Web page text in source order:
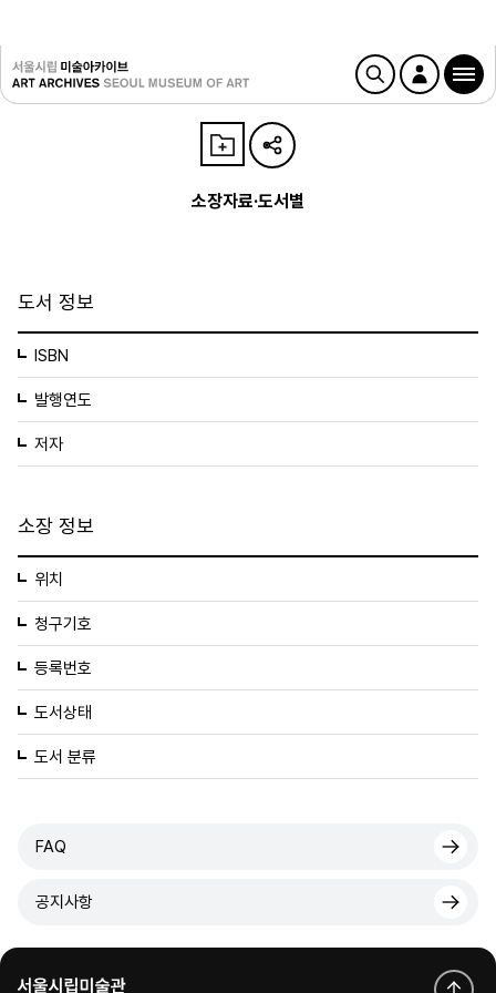
소장자료·도서별
도서 정보
ISBN
발행연도
저자
소장 정보
위치
청구기호
등록번호
도서상태
도서 분류
FAQ
공지사항